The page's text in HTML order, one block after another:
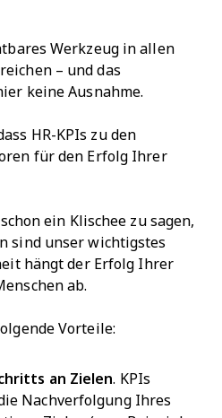
Werkzeug in allen
– und das
keine Ausnahme.
HR-KPIs zu den
für den Erfolg Ihrer
ein Klischee zu sagen,
sind unser wichtigstes
hängt der Erfolg Ihrer
ab.
Vorteile:
an Zielen. KPIs
Nachverfolgung Ihres